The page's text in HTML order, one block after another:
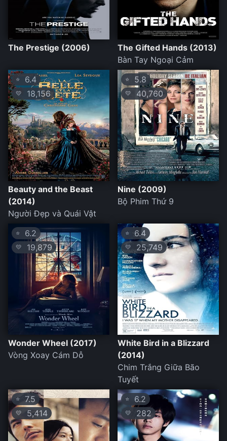
The Prestige (2006)
The Gifted Hands (2013)
Bàn Tay Ngoại Cảm
⭐ 6.4
💛 18,156
Beauty and the Beast
(2014)
Người Đẹp và Quái Vật
⭐ 5.8
💛 40,760
Nine (2009)
Bộ Phim Thứ 9
⭐ 6.2
💛 19,879
Wonder Wheel (2017)
Vòng Xoay Cám Dỗ
⭐ 6.4
💛 25,749
White Bird in a Blizzard
(2014)
Chim Trắng Giữa Bão
Tuyết
⭐ 7.5
💛 5,414
⭐ 6.2
💛 282